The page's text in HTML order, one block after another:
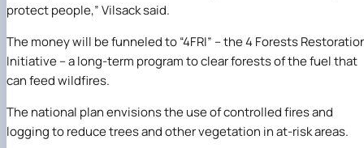
protect people,” Vilsack said.
The money will be funneled to “4FRI” – the 4 Forests
Initiative – a long-term program to clear forests of the fuel that
can feed wildfires.
The national plan envisions the use of controlled fires and
logging to reduce trees and other vegetation in at-risk areas.